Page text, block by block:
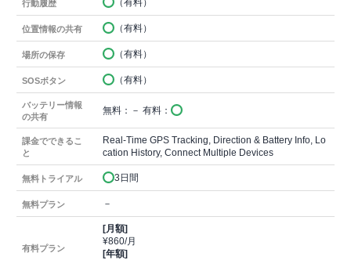
行動履歴 （有料）
位置情報の共有 （有料）
場所の保存 （有料）
SOSボタン （有料）
バッテリー情報
の共有
無料：－ 有料：
課金でできるこ
と
Real-Time GPS Tracking, Direction & Battery Info, Lo
cation History, Connect Multiple Devices
無料トライアル 3日間
無料プラン －
有料プラン
[月額]
¥860/月
[年額]